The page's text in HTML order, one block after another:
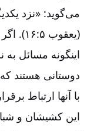
می‌گوید: «نزد
(یعقوب
اینگونه مسائل به
دوستانی هستند
با آنها ارتباط
این کشیشان و